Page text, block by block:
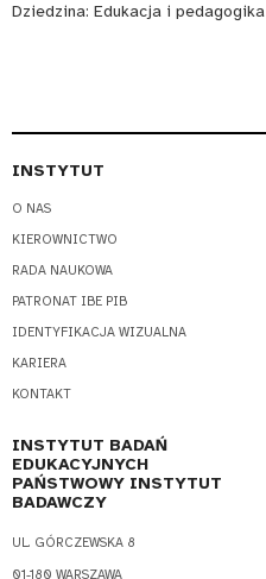
Dziedzina: Edukacja i pedagogika
INSTYTUT
O NAS
KIEROWNICTWO
RADA NAUKOWA
PATRONAT IBE PIB
IDENTYFIKACJA WIZUALNA
KARIERA
KONTAKT
INSTYTUT BADAŃ
EDUKACYJNYCH
PAŃSTWOWY INSTYTUT
BADAWCZY
UL. GÓRCZEWSKA 8
01-180 WARSZAWA